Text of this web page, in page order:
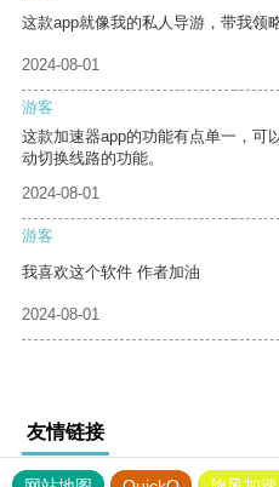
这款app就像我的私人导游，带我领
2024-08-01
游客
这款加速器app的功能有点单一，可
动切换线路的功能。
2024-08-01
游客
我喜欢这个软件 作者加油
2024-08-01
友情链接